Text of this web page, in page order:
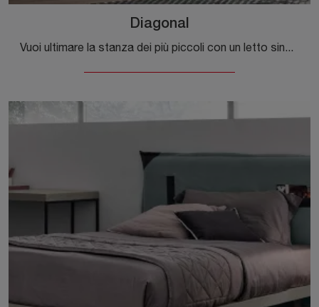
Diagonal
Vuoi ultimare la stanza dei più piccoli con un letto singolo in tessuto? Ti presentiamo il modello Diagonal di Tomasella per spazi classici.